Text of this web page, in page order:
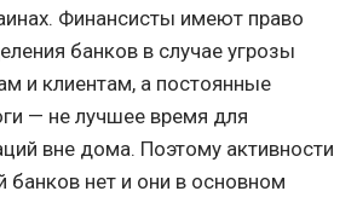
Финансисты имеют право
банков в случае угрозы
и клиентам, а постоянные
— не лучшее время для
вне дома. Поэтому активности
банков нет и они в основном